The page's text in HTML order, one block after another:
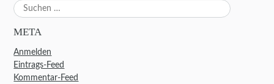
Suchen
nach:
META
Anmelden
Eintrags-Feed
Kommentar-Feed